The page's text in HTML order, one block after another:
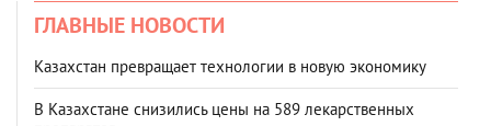
ГЛАВНЫЕ НОВОСТИ
Казахстан превращает технологии в новую экономику
В Казахстане снизились цены на 589 лекарственных